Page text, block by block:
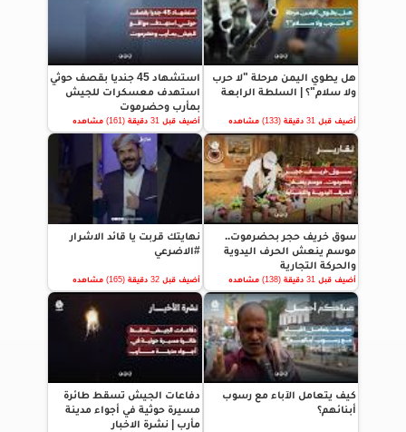
هل يطوي اليمن مرحلة "لا حرب
ولا سلام"؟ | السلطة الرابعة
أضيف قبل 31 دقيقة (133) مشاهده
استشهاد 45 جنديا بقصف حوثي
استهدف معسكرات للجيش
بمأرب وحضرموت
أضيف قبل 31 دقيقة (161) مشاهده
سوق خريف حجر بحضرموت..
موسم ينعش الحرف اليدوية
والحركة التجارية
أضيف قبل 31 دقيقة (138) مشاهده
نهايتك قربت يا قائد الاشرار
#الاضرعي
أضيف قبل 32 دقيقة (165) مشاهده
كيف يتعامل الآباء مع رسوب
أبنائهم؟
دفاعات الجيش تسقط طائرة
مسيرة حوثية في أجواء مدينة
مأرب | نشرة الاخبار